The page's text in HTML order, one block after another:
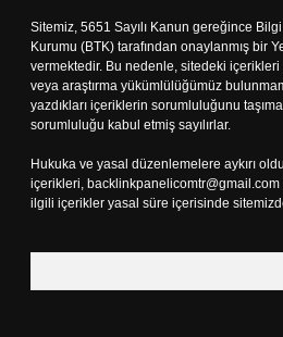
Sitemiz, 5651 Sayılı Kanun gereğince
Kurumu (BTK) tarafından onaylanmış bir
vermektedir. Bu nedenle, sitedeki
veya araştırma yükümlülüğümüz
yazdıkları içeriklerin sorumluluğunu
sorumluluğu kabul etmiş sayılırlar.
Hukuka ve yasal düzenlemelere aykırı
içerikleri, backlinkpanelicomtr@gmail.com
ilgili içerikler yasal süre içerisinde